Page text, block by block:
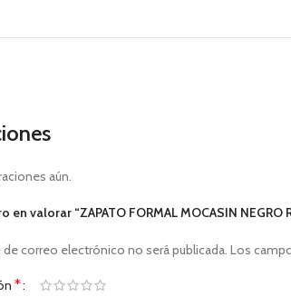
aún.
en valorar “ZAPATO FORMAL MOCASIN NEGRO
de correo electrónico no será publicada. Los
*